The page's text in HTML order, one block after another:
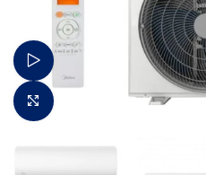
Žiūrėti video
Padidinti vaizdą